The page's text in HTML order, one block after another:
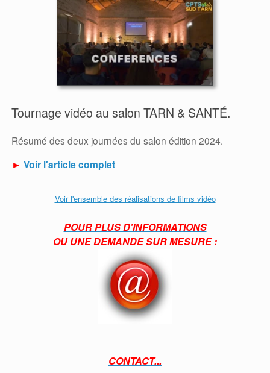
Tournage vidéo au salon TARN & SANTÉ.
Résumé des deux journées du salon édition 2024.
► Voir l'article complet
Voir l'ensemble des réalisations de films vidéo
POUR PLUS D'INFORMATIONS
OU UNE DEMANDE SUR MESURE :
CONTACT...